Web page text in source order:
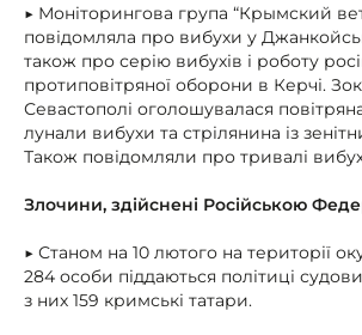
▶ Моніторингова група “Крымский
повідомляла про вибухи у
також про серію вибухів і роботу
протиповітряної оборони в Керчі.
Севастополі оголошувалася
лунали вибухи та стрілянина із
Також повідомляли про тривалі
Злочини, здійснені Російською
▶ Станом на 10 лютого на території
284 особи піддаються політиці
з них 159 кримські татари.